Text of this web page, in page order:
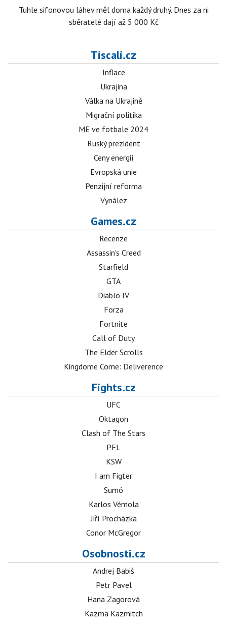
Tuhle sifonovou láhev měl doma každý druhý. Dnes za ni
sběratelé dají až 5 000 Kč
Tiscali.cz
Inflace
Ukrajina
Válka na Ukrajině
Migrační politika
ME ve fotbale 2024
Ruský prezident
Ceny energií
Evropská unie
Penzijní reforma
Vynález
Games.cz
Recenze
Assassin's Creed
Starfield
GTA
Diablo IV
Forza
Fortnite
Call of Duty
The Elder Scrolls
Kingdome Come: Deliverence
Fights.cz
UFC
Oktagon
Clash of The Stars
PFL
KSW
I am Figter
Sumó
Karlos Vémola
Jiří Procházka
Conor McGregor
Osobnosti.cz
Andrej Babiš
Petr Pavel
Hana Zagorová
Kazma Kazmitch